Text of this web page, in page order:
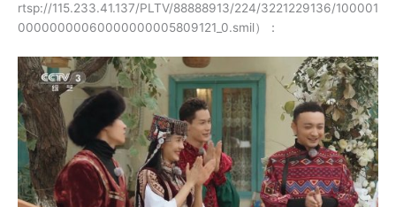
rtsp://115.233.41.137/PLTV/88888913/224/3221229136/100001
00000000060000000005809121_0.smil）：